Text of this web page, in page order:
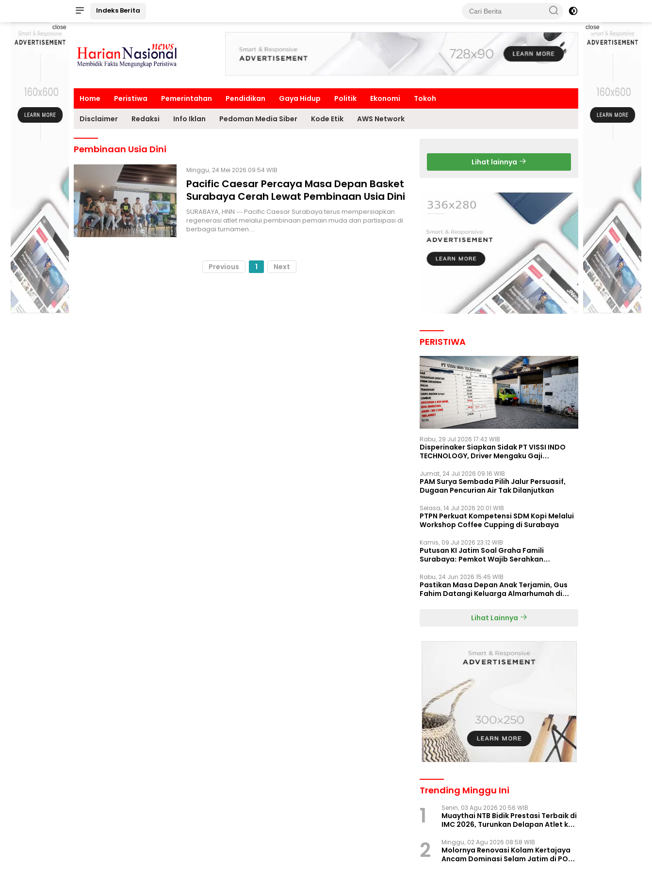
Indeks Berita
close close
Home Peristiwa Pemerintahan Pendidikan Gaya Hidup Politik Ekonomi Tokoh
Disclaimer Redaksi Info Iklan Pedoman Media Siber Kode Etik AWS Network
Pembinaan Usia Dini
Minggu, 24 Mei 2026 09:54 WIB
Pacific Caesar Percaya Masa Depan Basket
Surabaya Cerah Lewat Pembinaan Usia Dini
SURABAYA, HNN — Pacific Caesar Surabaya terus mempersiapkan
regenerasi atlet melalui pembinaan pemain muda dan partisipasi di
berbagai turnamen…
Previous 1 Next
Lihat lainnya
PERISTIWA
Rabu, 29 Jul 2026 17:42 WIB
Disperinaker Siapkan Sidak PT VISSI INDO
TECHNOLOGY, Driver Mengaku Gaji
Jumat, 24 Jul 2026 09:16 WIB
PAM Surya Sembada Pilih Jalur Persuasif,
Dugaan Pencurian Air Tak Dilanjutkan
Selasa, 14 Jul 2026 20:01 WIB
PTPN Perkuat Kompetensi SDM Kopi Melalui
Workshop Coffee Cupping di Surabaya
Kamis, 09 Jul 2026 23:12 WIB
Putusan KI Jatim Soal Graha Famili
Surabaya: Pemkot Wajib Serahkan
Rabu, 24 Jun 2026 15:45 WIB
Pastikan Masa Depan Anak Terjamin, Gus
Fahim Datangi Keluarga Almarhumah di
Lihat Lainnya
Trending Minggu Ini
1 Senin, 03 Agu 2026 20:56 WIB
Muaythai NTB Bidik Prestasi Terbaik di
IMC 2026, Turunkan Delapan Atlet ke
2 Minggu, 02 Agu 2026 08:58 WIB
Molornya Renovasi Kolam Kertajaya
Ancam Dominasi Selam Jatim di PON